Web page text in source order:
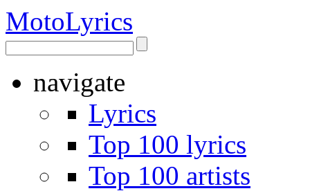
MotoLyrics
navigate
Lyrics
Top 100 lyrics
Top 100 artists